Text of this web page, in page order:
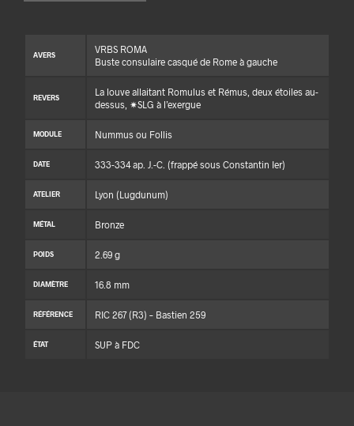
AVERS
VRBS ROMA
Buste consulaire casqué de Rome à gauche
REVERS
La louve allaitant Romulus et Rémus, deux étoiles au-
dessus, ✷SLG à l’exergue
MODULE Nummus ou Follis
DATE 333-334 ap. J.-C. (frappé sous Constantin Ier)
ATELIER Lyon (Lugdunum)
MÉTAL Bronze
POIDS 2.69 g
DIAMÈTRE 16.8 mm
RÉFÉRENCE RIC 267 (R3) – Bastien 259
ÉTAT SUP à FDC